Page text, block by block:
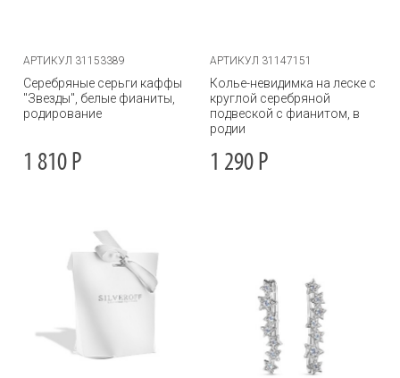
АРТИКУЛ 31153389
Серебряные серьги каффы
"Звезды", белые фианиты,
родирование
1 810 Р
АРТИКУЛ 31147151
Колье-невидимка на леске с
круглой серебряной
подвеской с фианитом, в
родии
1 290 Р